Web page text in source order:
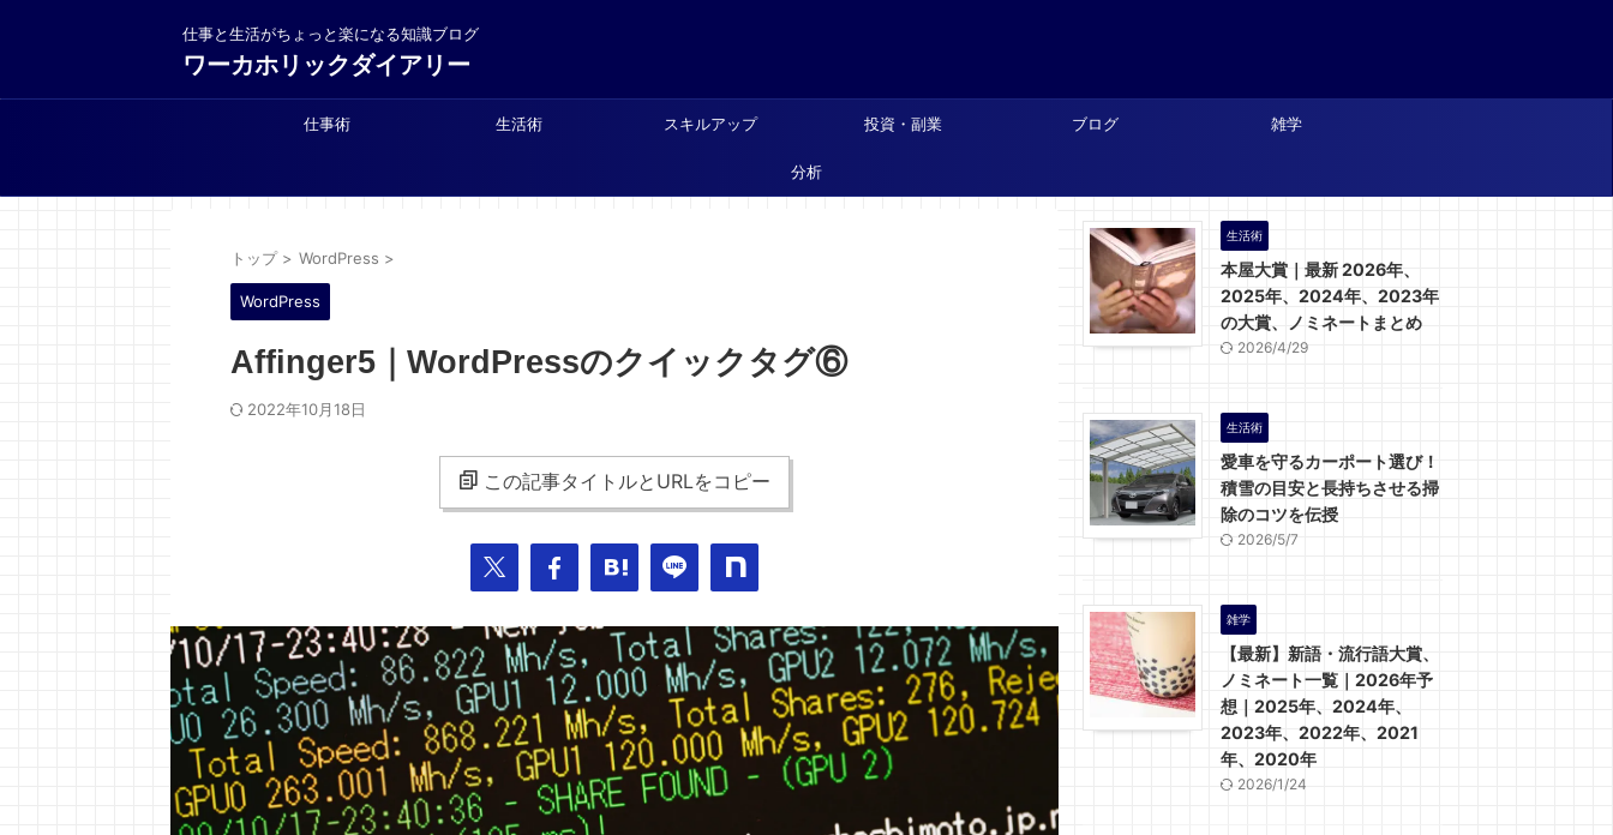
仕事と生活がちょっと楽になる知識ブログ
ワーカホリックダイアリー
仕事術 生活術 スキルアップ 投資・副業 ブログ 雑学
分析
トップ > WordPress >
WordPress
Affinger5｜WordPressのクイックタグ⑥
2022年10月18日
この記事タイトルとURLをコピー
生活術
本屋大賞｜最新 2026年、
2025年、2024年、2023年
の大賞、ノミネートまとめ
2026/4/29
生活術
愛車を守るカーポート選び！
積雪の目安と長持ちさせる掃
除のコツを伝授
2026/5/7
雑学
【最新】新語・流行語大賞、
ノミネート一覧｜2026年予
想｜2025年、2024年、
2023年、2022年、2021
年、2020年
2026/1/24